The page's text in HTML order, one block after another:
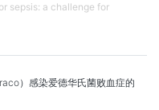
sepsis: a challenge for
）感染爱德华氏菌败血症的